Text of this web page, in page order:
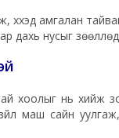
хүүхэд амгалан
дахь нусыг
хоолыг нь хийж
маш сайн